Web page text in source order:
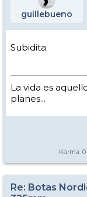
guillebueno
Subidita
La vida es
planes...
Karma: 0
Re: Botas